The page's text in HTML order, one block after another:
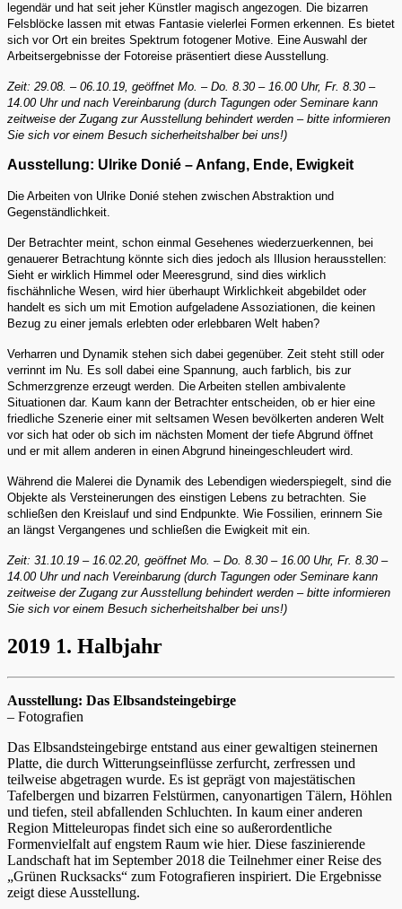
legendär und hat seit jeher Künstler magisch angezogen. Die bizarren
Felsblöcke lassen mit etwas Fantasie vielerlei Formen erkennen. Es bietet
sich vor Ort ein breites Spektrum fotogener Motive. Eine Auswahl der
Arbeitsergebnisse der Fotoreise präsentiert diese Ausstellung.
Zeit: 29.08. – 06.10.19, geöffnet Mo. – Do. 8.30 – 16.00 Uhr, Fr. 8.30 –
14.00 Uhr und nach Vereinbarung (durch Tagungen oder Seminare kann
zeitweise der Zugang zur Ausstellung behindert werden – bitte informieren
Sie sich vor einem Besuch sicherheitshalber bei uns!)
Ausstellung: Ulrike Donié – Anfang, Ende, Ewigkeit
Die Arbeiten von Ulrike Donié stehen zwischen Abstraktion und
Gegenständlichkeit.
Der Betrachter meint, schon einmal Gesehenes wiederzuerkennen, bei
genauerer Betrachtung könnte sich dies jedoch als Illusion herausstellen:
Sieht er wirklich Himmel oder Meeresgrund, sind dies wirklich
fischähnliche Wesen, wird hier überhaupt Wirklichkeit abgebildet oder
handelt es sich um mit Emotion aufgeladene Assoziationen, die keinen
Bezug zu einer jemals erlebten oder erlebbaren Welt haben?
Verharren und Dynamik stehen sich dabei gegenüber. Zeit steht still oder
verrinnt im Nu. Es soll dabei eine Spannung, auch farblich, bis zur
Schmerzgrenze erzeugt werden. Die Arbeiten stellen ambivalente
Situationen dar. Kaum kann der Betrachter entscheiden, ob er hier eine
friedliche Szenerie einer mit seltsamen Wesen bevölkerten anderen Welt
vor sich hat oder ob sich im nächsten Moment der tiefe Abgrund öffnet
und er mit allem anderen in einen Abgrund hineingeschleudert wird.
Während die Malerei die Dynamik des Lebendigen wiederspiegelt, sind die
Objekte als Versteinerungen des einstigen Lebens zu betrachten. Sie
schließen den Kreislauf und sind Endpunkte. Wie Fossilien, erinnern Sie
an längst Vergangenes und schließen die Ewigkeit mit ein.
Zeit: 31.10.19 – 16.02.20, geöffnet Mo. – Do. 8.30 – 16.00 Uhr, Fr. 8.30 –
14.00 Uhr und nach Vereinbarung (durch Tagungen oder Seminare kann
zeitweise der Zugang zur Ausstellung behindert werden – bitte informieren
Sie sich vor einem Besuch sicherheitshalber bei uns!)
2019 1. Halbjahr
Ausstellung: Das Elbsandsteingebirge
– Fotografien
Das Elbsandsteingebirge entstand aus einer gewaltigen steinernen
Platte, die durch Witterungseinflüsse zerfurcht, zerfressen und
teilweise abgetragen wurde. Es ist geprägt von majestätischen
Tafelbergen und bizarren Felstürmen, canyonartigen Tälern, Höhlen
und tiefen, steil abfallenden Schluchten. In kaum einer anderen
Region Mitteleuropas findet sich eine so außerordentliche
Formenvielfalt auf engstem Raum wie hier. Diese faszinierende
Landschaft hat im September 2018 die Teilnehmer einer Reise des
„Grünen Rucksacks“ zum Fotografieren inspiriert. Die Ergebnisse
zeigt diese Ausstellung.